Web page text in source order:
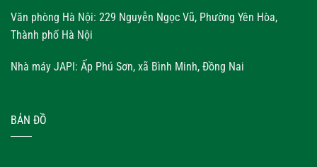
Văn phòng Hà Nội: 229 Nguyễn Ngọc Vũ, Phường Yên Hòa,
Thành phố Hà Nội
Nhà máy JAPI: Ấp Phú Sơn, xã Bình Minh, Đồng Nai
BẢN ĐỒ